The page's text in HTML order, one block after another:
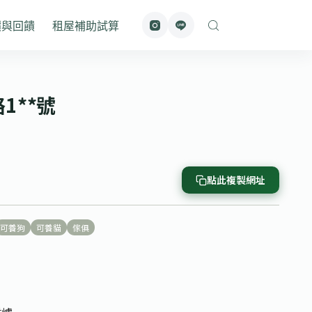
回饋 租屋補助試算
1**號
點此複製網址
可養狗 可養貓 傢俱